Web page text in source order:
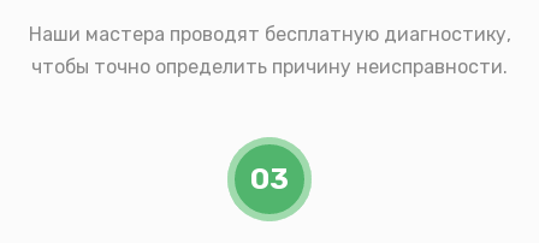
Наши мастера проводят бесплатную диагностику,
чтобы точно определить причину неисправности.
03